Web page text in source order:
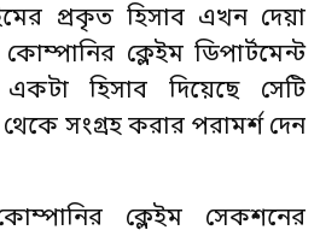
প্রকৃত হিসাব এখন দেয়া
ক্লেইম ডিপার্টমেন্ট
হিসাব দিয়েছে সেটি
সংগ্রহ করার পরামর্শ দেন
ক্লেইম সেকশনের